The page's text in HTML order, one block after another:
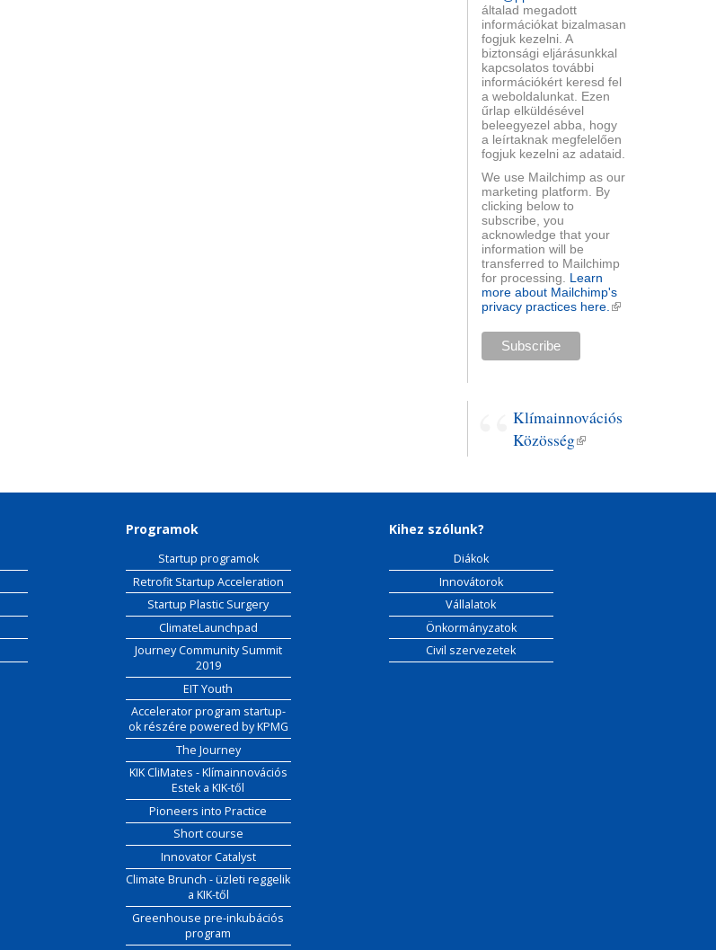
általad megadott
információkat bizalmasan
fogjuk kezelni. A
biztonsági eljárásunkkal
kapcsolatos további
információkért keresd fel
a weboldalunkat. Ezen
űrlap elküldésével
beleegyezel abba, hogy
a leírtaknak megfelelően
fogjuk kezelni az adataid.
We use Mailchimp as our
marketing platform. By
clicking below to
subscribe, you
acknowledge that your
information will be
transferred to Mailchimp
for processing. Learn
more about Mailchimp's
privacy practices here. (külső
Klímainnovációs
Közösség(külső
Programok
Startup programok
Retrofit Startup Acceleration
Startup Plastic Surgery
ClimateLaunchpad
Journey Community Summit
2019
EIT Youth
Accelerator program startup-
ok részére powered by KPMG
The Journey
KIK CliMates - Klímainnovációs
Estek a KIK-től
Pioneers into Practice
Short course
Innovator Catalyst
Climate Brunch - üzleti reggelik
a KIK-től
Greenhouse pre-inkubációs
program
Kihez szólunk?
Diákok
Innovátorok
Vállalatok
Önkormányzatok
Civil szervezetek